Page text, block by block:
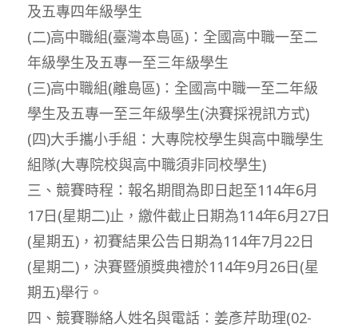
及五專四年級學生
(二)高中職組(臺灣本島區)：全國高中職一至二
年級學生及五專一至三年級學生
(三)高中職組(離島區)：全國高中職一至二年級
學生及五專一至三年級學生(決賽採視訊方式)
(四)大手攜小手組：大專院校學生與高中職學生
組隊(大專院校與高中職須非同校學生)
三、競賽時程：報名期間為即日起至114年6月
17日(星期二)止，繳件截止日期為114年6月27日
(星期五)，初賽結果公告日期為114年7月22日
(星期二)，決賽暨頒獎典禮於114年9月26日(星
期五)舉行。
四、競賽聯絡人姓名與電話：姜彥芹助理(02-